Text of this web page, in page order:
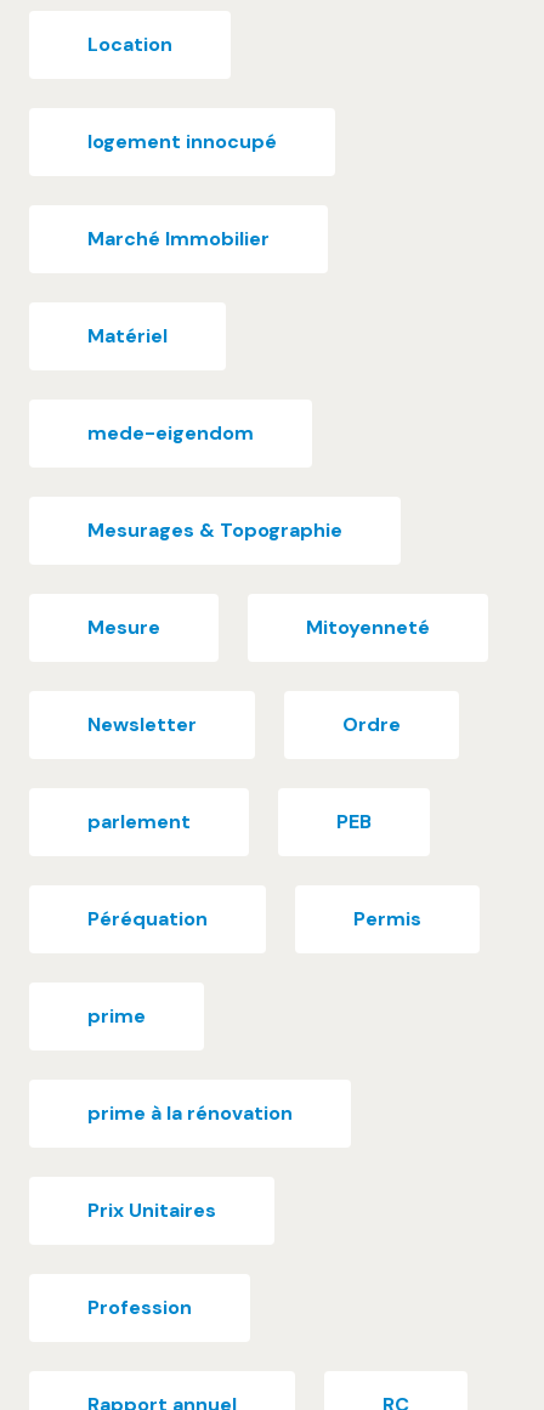
Location
logement innocupé
Marché Immobilier
Matériel
mede-eigendom
Mesurages & Topographie
Mesure Mitoyenneté
Newsletter Ordre
parlement PEB
Péréquation Permis
prime
prime à la rénovation
Prix Unitaires
Profession
Rapport annuel RC